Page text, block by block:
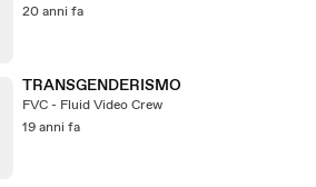
20 anni fa
TRANSGENDERISMO
FVC - Fluid Video Crew
19 anni fa